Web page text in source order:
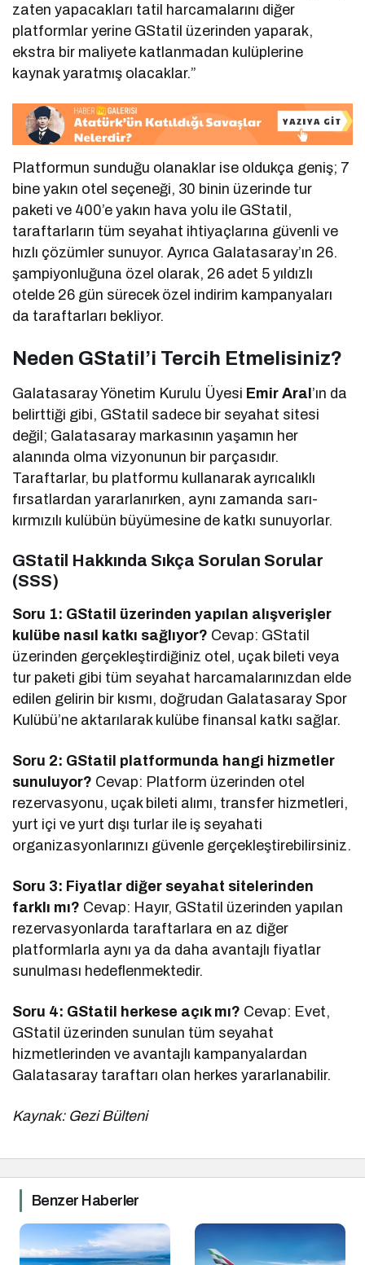
zaten yapacakları tatil harcamalarını diğer
platformlar yerine GStatil üzerinden yaparak,
ekstra bir maliyete katlanmadan kulüplerine
kaynak yaratmış olacaklar.”
Platformun sunduğu olanaklar ise oldukça geniş; 7
bine yakın otel seçeneği, 30 binin üzerinde tur
paketi ve 400’e yakın hava yolu ile GStatil,
taraftarların tüm seyahat ihtiyaçlarına güvenli ve
hızlı çözümler sunuyor. Ayrıca Galatasaray’ın 26.
şampiyonluğuna özel olarak, 26 adet 5 yıldızlı
otelde 26 gün sürecek özel indirim kampanyaları
da taraftarları bekliyor.
Neden GStatil’i Tercih Etmelisiniz?
Galatasaray Yönetim Kurulu Üyesi Emir Aral’ın da
belirttiği gibi, GStatil sadece bir seyahat sitesi
değil; Galatasaray markasının yaşamın her
alanında olma vizyonunun bir parçasıdır.
Taraftarlar, bu platformu kullanarak ayrıcalıklı
fırsatlardan yararlanırken, aynı zamanda sarı-
kırmızılı kulübün büyümesine de katkı sunuyorlar.
GStatil Hakkında Sıkça Sorulan Sorular
(SSS)
Soru 1: GStatil üzerinden yapılan alışverişler
kulübe nasıl katkı sağlıyor? Cevap: GStatil
üzerinden gerçekleştirdiğiniz otel, uçak bileti veya
tur paketi gibi tüm seyahat harcamalarınızdan elde
edilen gelirin bir kısmı, doğrudan Galatasaray Spor
Kulübü’ne aktarılarak kulübe finansal katkı sağlar.
Soru 2: GStatil platformunda hangi hizmetler
sunuluyor? Cevap: Platform üzerinden otel
rezervasyonu, uçak bileti alımı, transfer hizmetleri,
yurt içi ve yurt dışı turlar ile iş seyahati
organizasyonlarınızı güvenle gerçekleştirebilirsiniz.
Soru 3: Fiyatlar diğer seyahat sitelerinden
farklı mı? Cevap: Hayır, GStatil üzerinden yapılan
rezervasyonlarda taraftarlara en az diğer
platformlarla aynı ya da daha avantajlı fiyatlar
sunulması hedeflenmektedir.
Soru 4: GStatil herkese açık mı? Cevap: Evet,
GStatil üzerinden sunulan tüm seyahat
hizmetlerinden ve avantajlı kampanyalardan
Galatasaray taraftarı olan herkes yararlanabilir.
Kaynak: Gezi Bülteni
Benzer Haberler